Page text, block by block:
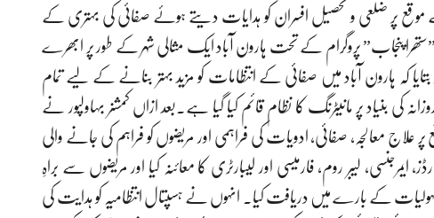
موقع پر ضلعی و تحصیل افسران کو ہدایات دیتے ہوئے صفائی کی بہتری کے
پنجاب” پروگرام کے تحت ہارون آباد ایک مثالی شہر کے طور پر ابھرے
کو بتایا کہ ہارون آباد میں صفائی کے انتظامات کو مزید بہتر بنانے کے لیے تمام
بنیاد پر مانیٹرنگ کا نظام قائم کیا گیا ہے۔بعد ازاں کمشنر بہاولپور نے
علاج معالجہ، صفائی، ادویات کی فراہمی اور مریضوں کو فراہم کی جانے والی
ایمرجنسی، لیبر روم، فارمیسی اور لیبارٹری کا معائنہ کیا اور مریضوں سے براہِ
کے بارے میں دریافت کیا۔ انہوں نے ہسپتال انتظامیہ کو ہدایت کی